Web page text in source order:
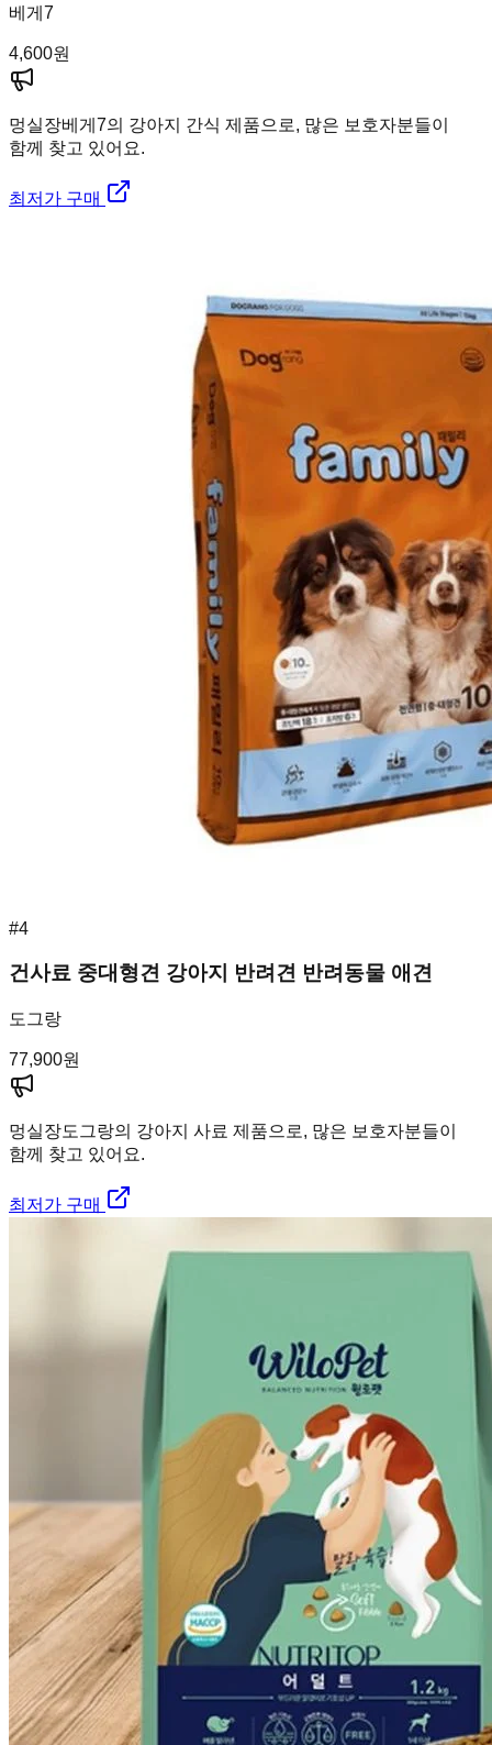
베게7
4,600원
멍실장베게7의 강아지 간식 제품으로, 많은 보호자분들이
함께 찾고 있어요.
최저가 구매
#4
건사료 중대형견 강아지 반려견 반려동물 애견
도그랑
77,900원
멍실장도그랑의 강아지 사료 제품으로, 많은 보호자분들이
함께 찾고 있어요.
최저가 구매